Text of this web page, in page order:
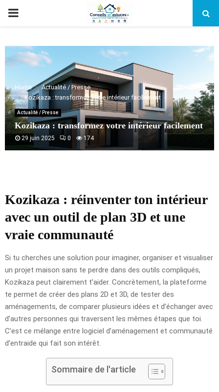
PRIMARY
Home
Actualité / Presse
Kozikaza : transformez votre intérieur facilement
Actualité / Presse
Kozikaza : transformez votre intérieur facilement
29 juin 2025 0 174
Kozikaza : réinventer ton intérieur
avec un outil de plan 3D et une
vraie communauté
Si tu cherches une solution pour imaginer, organiser et visualiser
un projet maison sans te perdre dans des outils compliqués,
Kozikaza peut clairement t’aider. Concrètement, la plateforme
te permet de créer des plans 2D et 3D, de tester des
aménagements, de comparer plusieurs idées et d’échanger avec
d’autres personnes qui traversent les mêmes étapes que toi.
C’est ce mélange entre logiciel d’aménagement et communauté
d’entraide qui fait son intérêt.
Sommaire de l'article